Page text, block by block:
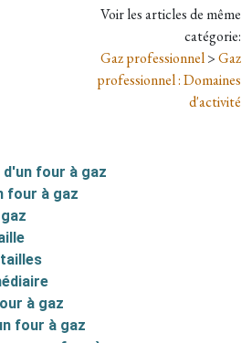
Voir les articles de même
catégorie:
Gaz professionnel>Gaz
professionnel : Domaines
d'activité
four à gaz
four à gaz
à gaz
four à gaz